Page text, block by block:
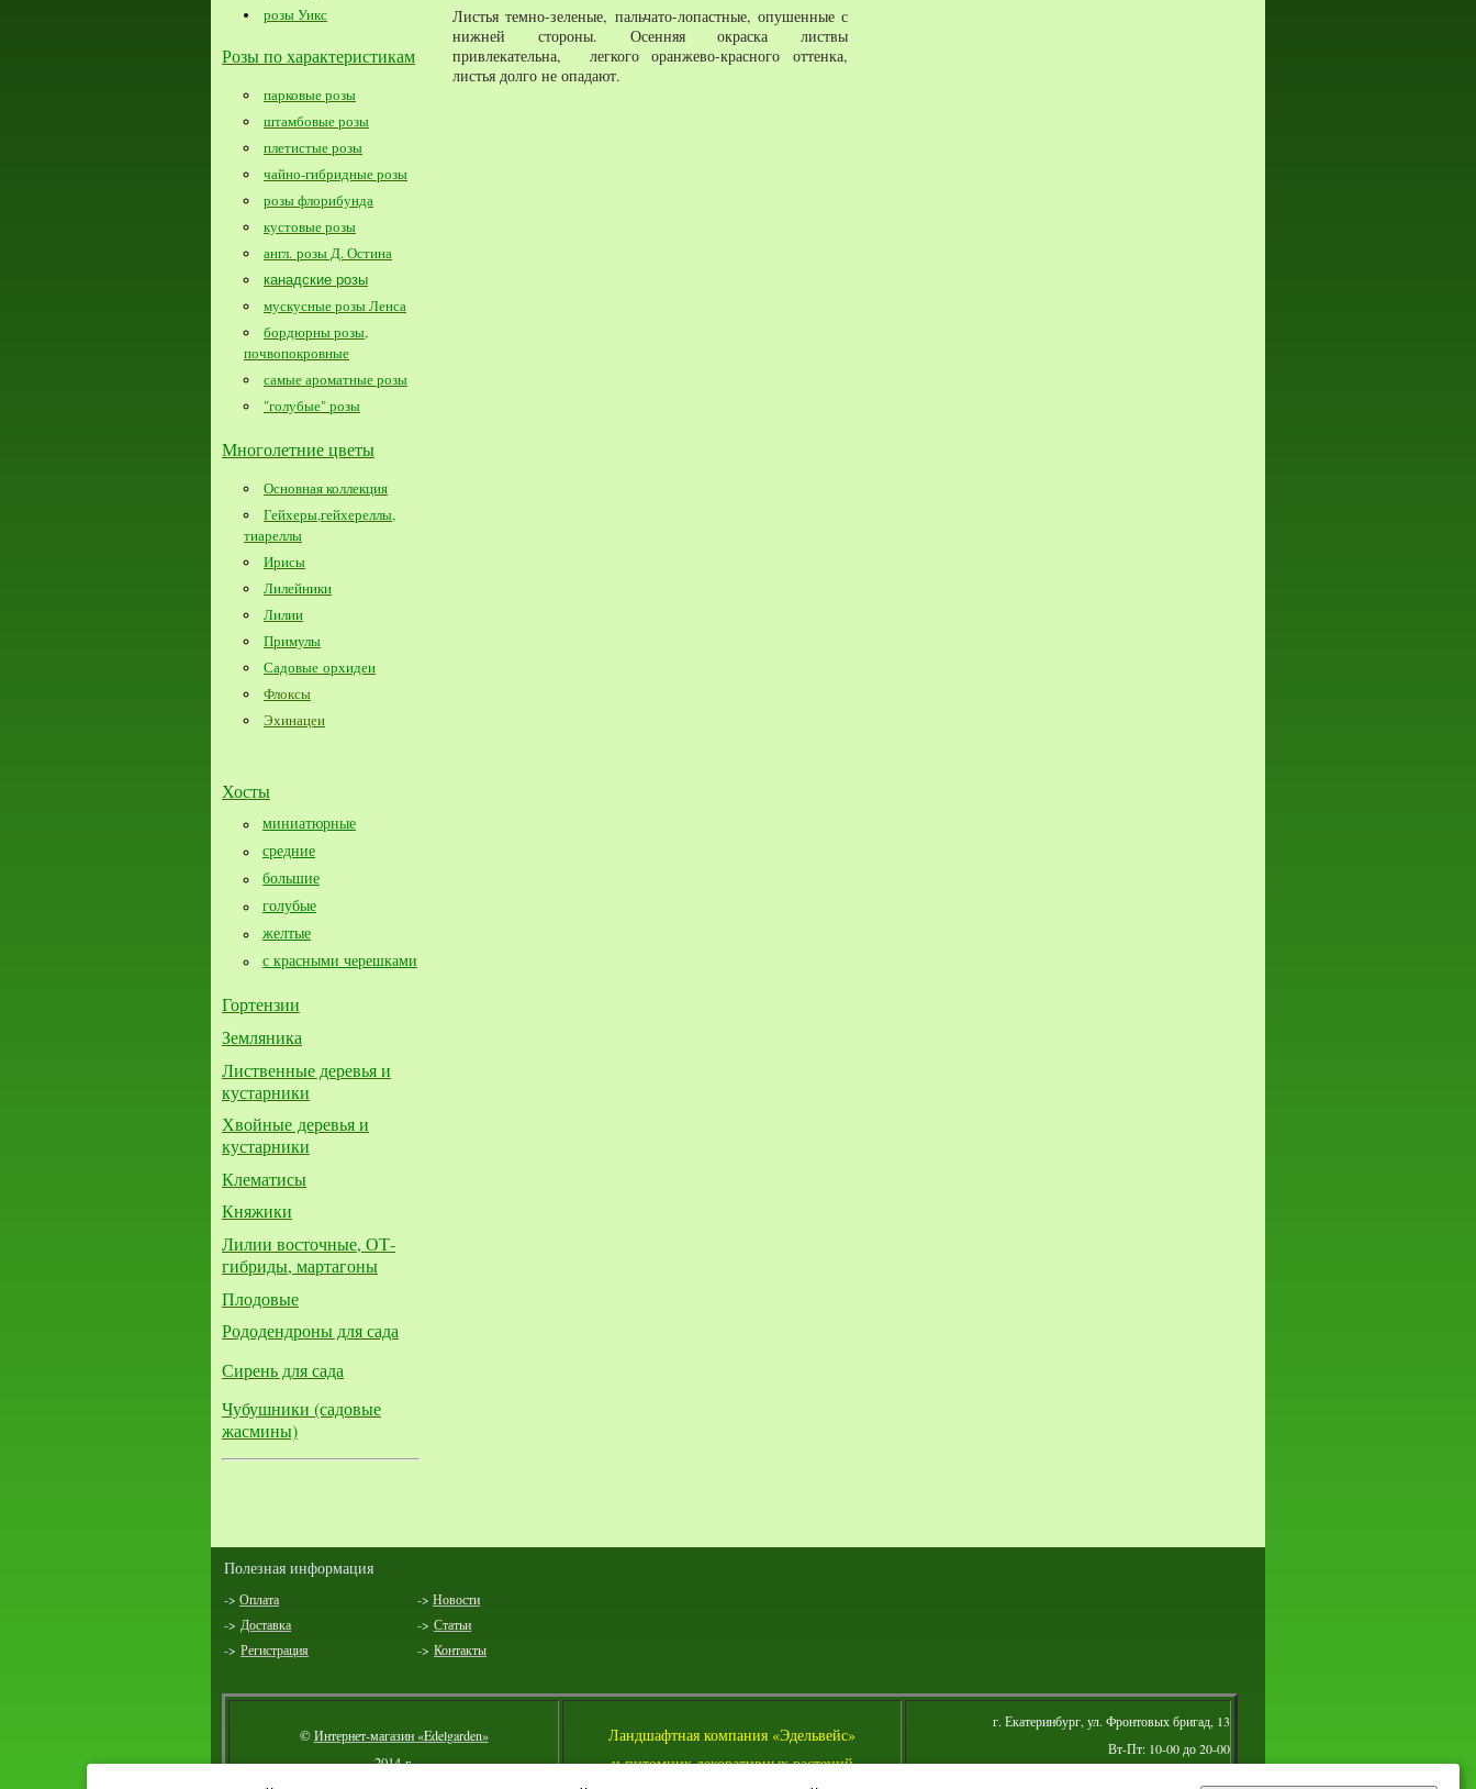
розы Уикс
Розы по характеристикам
парковые розы
штамбовые розы
плетистые розы
чайно-гибридные розы
розы флорибунда
кустовые розы
англ. розы Д. Остина
канадские розы
мускусные розы Ленса
бордюрны розы,
почвопокровные
самые ароматные розы
"голубые" розы
Многолетние цветы
Основная коллекция
Гейхеры,гейхереллы,
тиареллы
Ирисы
Лилейники
Лилии
Примулы
Садовые орхидеи
Флоксы
Эхинацеи
Хосты
миниатюрные
средние
большие​
голубые
желтые
с красными черешками
Гортензии
Земляника
Лиственные деревья и
кустарники
Хвойные деревья и
кустарники
Клематисы
Княжики
Лилии восточные, ОТ-
гибриды, мартагоны
Плодовые
Рододендроны для сада
Сирень для сада
Чубушники (садовые
жасмины)
Листья темно-зеленые, пальчато-лопастные, опушенные с
нижней стороны. Осенняя окраска листвы
привлекательна, легкого оранжево-красного оттенка,
листья долго не опадают.
Полезная информация
-> Оплата -> Новости
-> Доставка -> Статьи
-> Регистрация -> Контакты
©Интернет-магазин «Edelgarden»
2014 г.
Ландшафтная компания «Эдельвейс»
и питомник декоративных растений
г. Екатеринбург, ул. Фронтовых бригад, 13
Вт-Пт: 10-00 до 20-00